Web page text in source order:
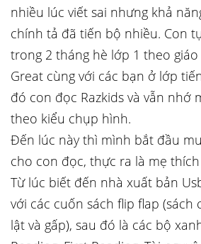
nhiều lúc viết sai nhưng khả
chính tả đã tiến bộ nhiều. Con
trong 2 tháng hè lớp 1 theo
Great cùng với các bạn ở lớp
đó con đọc Razkids và vẫn nhớ
theo kiểu chụp hình.
Đến lúc này thì mình bắt đầu
cho con đọc, thực ra là mẹ
Từ lúc biết đến nhà xuất bản
với các cuốn sách flip flap (sách
lật và gấp), sau đó là các bộ